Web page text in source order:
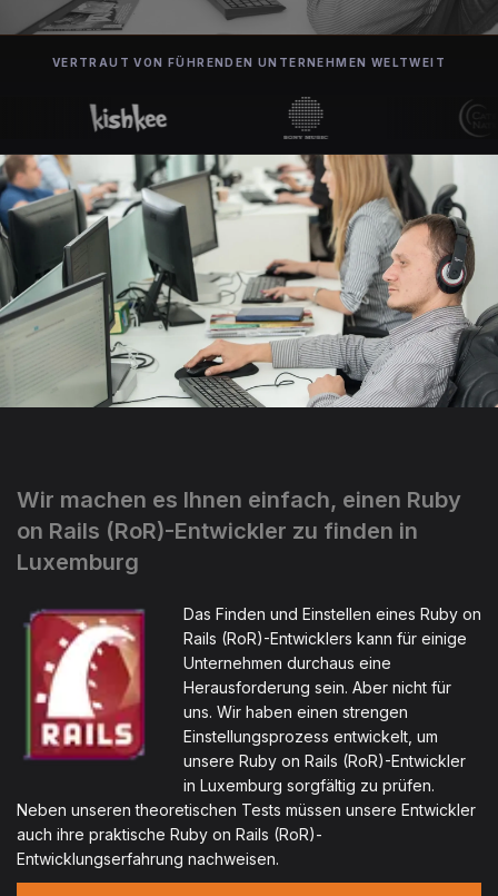
VERTRAUT VON FÜHRENDEN UNTERNEHMEN WELTWEIT
Wir machen es Ihnen einfach, einen Ruby
on Rails (RoR)-Entwickler zu finden in
Luxemburg
Das Finden und Einstellen eines Ruby on
Rails (RoR)-Entwicklers kann für einige
Unternehmen durchaus eine
Herausforderung sein. Aber nicht für
uns. Wir haben einen strengen
Einstellungsprozess entwickelt, um
unsere Ruby on Rails (RoR)-Entwickler
in Luxemburg sorgfältig zu prüfen.
Neben unseren theoretischen Tests müssen unsere Entwickler
auch ihre praktische Ruby on Rails (RoR)-
Entwicklungserfahrung nachweisen.